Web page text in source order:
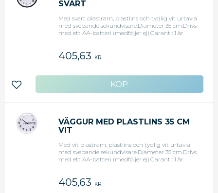
SVART
Med svart plastram, plastlins och tydlig vit urtavla
med svepande sekundvisare.Diameter 35 cm.Drivs
med ett AA-batteri (medföljer ej).Garanti: 1 år.
405,63 KR
Lägg till i favoriter
VÄGGUR MED PLASTLINS 35 CM
VIT
Med vit plastram, plastlins och tydlig vit urtavla
med svepande sekundvisare.Diameter 35 cm.Drivs
med ett AA-batteri (medföljer ej).Garanti: 1 år.
405,63 KR